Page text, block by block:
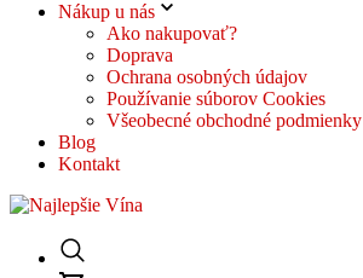
Nákup u nás
Ako nakupovať?
Doprava
Ochrana osobných údajov
Používanie súborov Cookies
Všeobecné obchodné podmienky
Blog
Kontakt